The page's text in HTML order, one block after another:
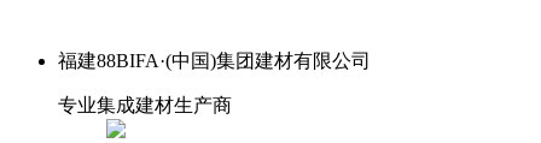
福建88BIFA·(中国)集团建材有限公司
专业集成建材生产商